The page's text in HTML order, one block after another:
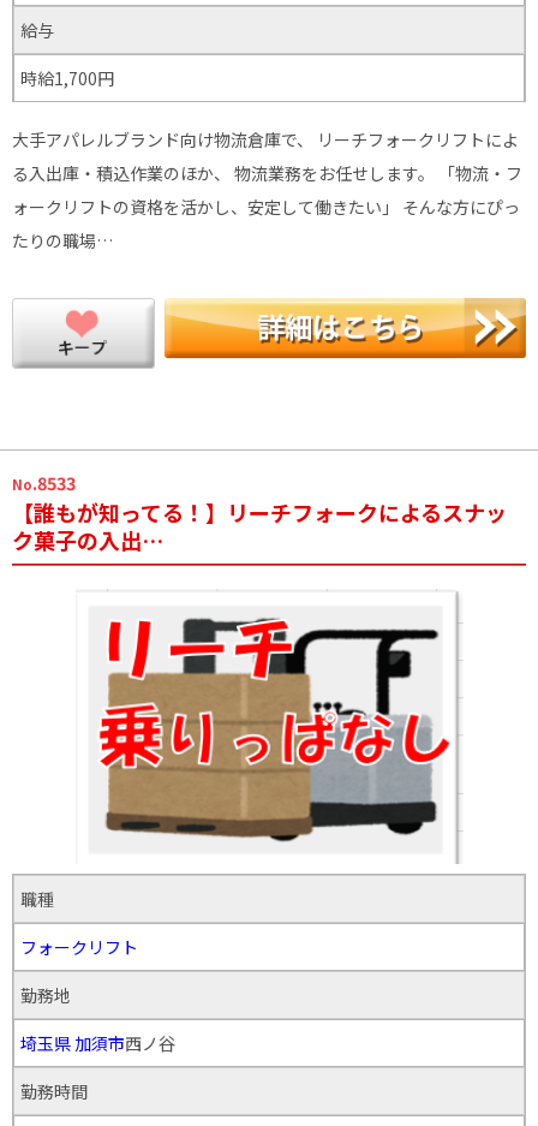
給与
時給1,700円
大手アパレルブランド向け物流倉庫で、 リーチフォークリフトによ
る入出庫・積込作業のほか、 物流業務をお任せします。 「物流・フ
ォークリフトの資格を活かし、安定して働きたい」 そんな方にぴっ
たりの職場…
No.8533
【誰もが知ってる！】リーチフォークによるスナッ
ク菓子の入出…
職種
フォークリフト
勤務地
埼玉県 加須市西ノ谷
勤務時間